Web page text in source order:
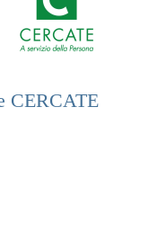
CERCATE